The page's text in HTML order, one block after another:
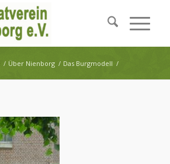
/ Über Nienborg / Das Burgmodell /